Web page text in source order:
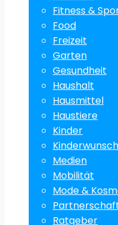
Fitness &
Food
Freizeit
Garten
Gesundheit
Haushalt
Hausmittel
Haustiere
Kinder
Kinderwunsch
Medien
Mobilität
Mode &
Ratgeber